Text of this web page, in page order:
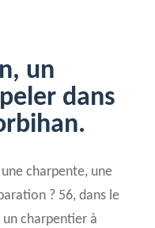
un
dans
charpente, une
? 56, dans le
charpentier à